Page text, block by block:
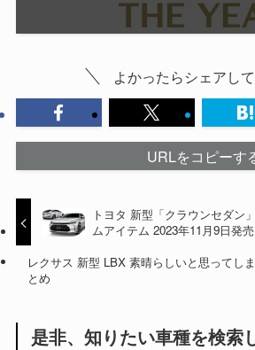
よかったらシェアして
URLをコピーす
トヨタ 新型「クラウンセダン
ムアイテム 2023年11月9日発売
レクサス 新型 LBX 素晴らしいと思ってし
とめ
是非、知りたい車種を検索